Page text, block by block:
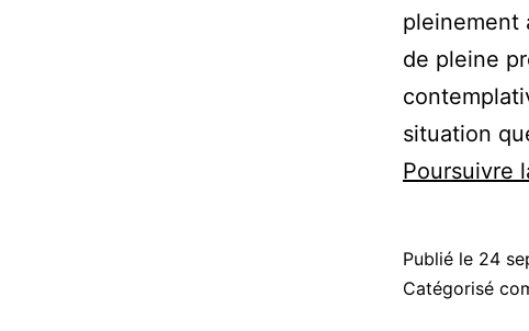
pleinement
de pleine
situation
Poursuivre
Publié le 24
Catégorisé